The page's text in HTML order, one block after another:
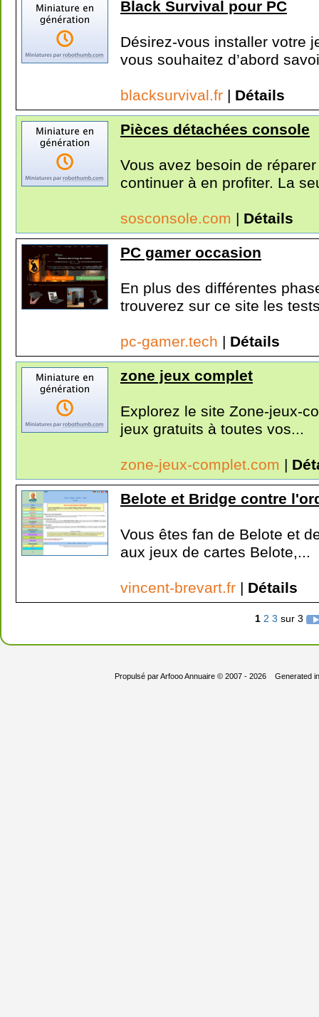
Black Survival pour PC
Désirez-vous installer votre
vous souhaitez d’abord
blacksurvival.fr | Détails
Pièces détachées console
Vous avez besoin de
continuer à en profiter. La
sosconsole.com | Détails
PC gamer occasion
En plus des différentes
trouverez sur ce site les
pc-gamer.tech | Détails
zone jeux complet
Explorez le site Zone-jeux-
jeux gratuits à toutes vos...
zone-jeux-complet.com |
Belote et Bridge contre
Vous êtes fan de Belote et
aux jeux de cartes Belote,...
vincent-brevart.fr | Détails
1 2 3 sur 3
Propulsé parArfooo Annuaire © 2007 - 2026 Generated